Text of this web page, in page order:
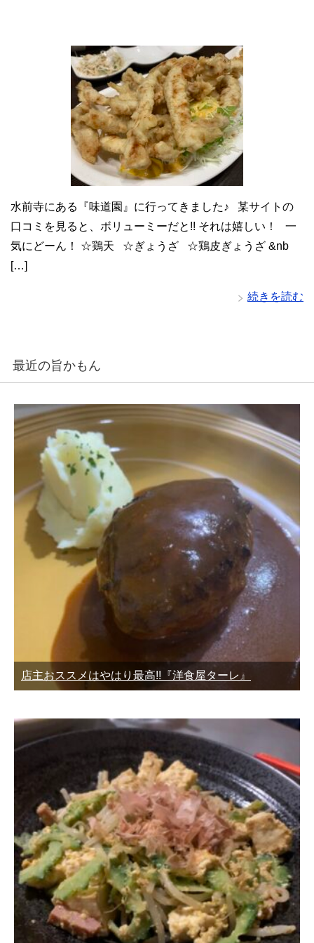
水前寺にある『味道園』に行ってきました♪ 某サイトの
口コミを見ると、ボリューミーだと!! それは嬉しい！ 一
気にどーん！ ☆鶏天 ☆ぎょうざ ☆鶏皮ぎょうざ &nb
[…]
続きを読む
最近の旨かもん
店主おススメはやはり最高!!『洋食屋ターレ』